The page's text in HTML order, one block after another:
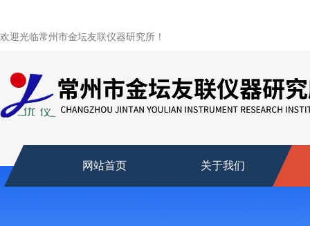
欢迎光临常州市金坛友联仪器研究所！
网站首页 关于我们